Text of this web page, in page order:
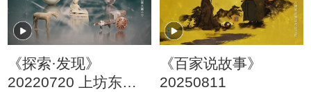
《探索·发现》
20220720 上坊东吴
《百家说故事》
20250811